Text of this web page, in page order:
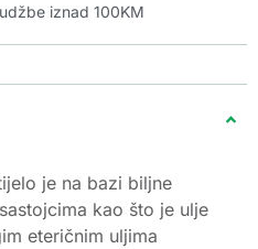
iznad 100KM
je na bazi biljne
kao što je ulje
eteričnim uljima